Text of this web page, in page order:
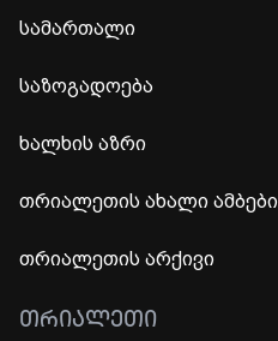
სამართალი
საზოგადოება
ხალხის აზრი
თრიალეთის ახალი ამბები
თრიალეთის არქივი
ᲗᲠᲘᲐᲚᲔᲗᲘ